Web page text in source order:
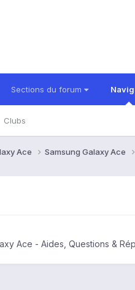
Sections du forum
Clubs
Ace Samsung Galaxy Ace
Ace - Aides, Questions &